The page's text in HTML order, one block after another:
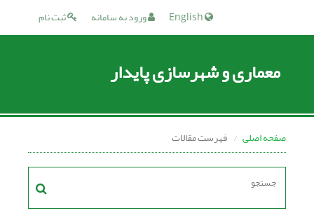
ثبت نام ورود به سامانه
معماری و شهرسازی پایدار
صفحه اصلی فهرست مقالات